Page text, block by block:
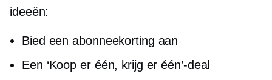
ideeën:
Bied een abonneekorting aan
Een ‘Koop er één, krijg er één’-deal